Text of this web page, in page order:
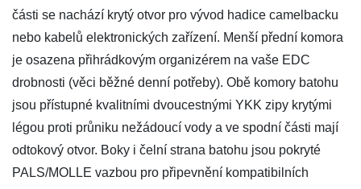
části se nachází krytý otvor pro vývod hadice camelbacku
nebo kabelů elektronických zařízení. Menší přední komora
je osazena přihrádkovým organizérem na vaše EDC
drobnosti (věci běžné denní potřeby). Obě komory batohu
jsou přístupné kvalitními dvoucestnými YKK zipy krytými
légou proti průniku nežádoucí vody a ve spodní části mají
odtokový otvor. Boky i čelní strana batohu jsou pokryté
PALS/MOLLE vazbou pro připevnění kompatibilních